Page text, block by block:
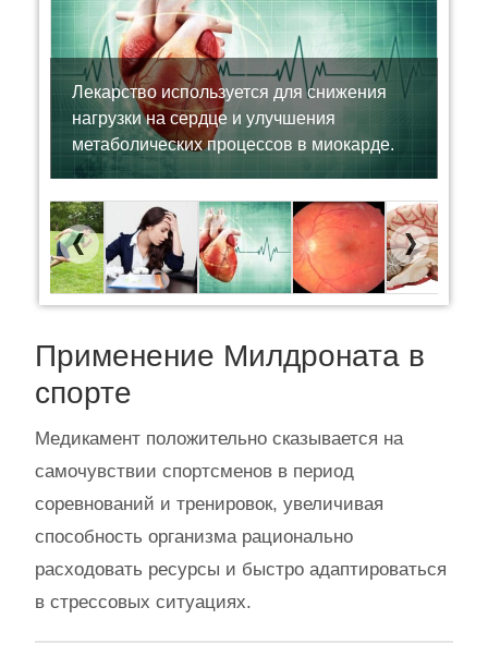
Лекарство используется для снижения
нагрузки на сердце и улучшения
метаболических процессов в миокарде.
Previous Next
Применение Милдроната в
спорте
Медикамент положительно сказывается на
самочувствии спортсменов в период
соревнований и тренировок, увеличивая
способность организма рационально
расходовать ресурсы и быстро адаптироваться
в стрессовых ситуациях.